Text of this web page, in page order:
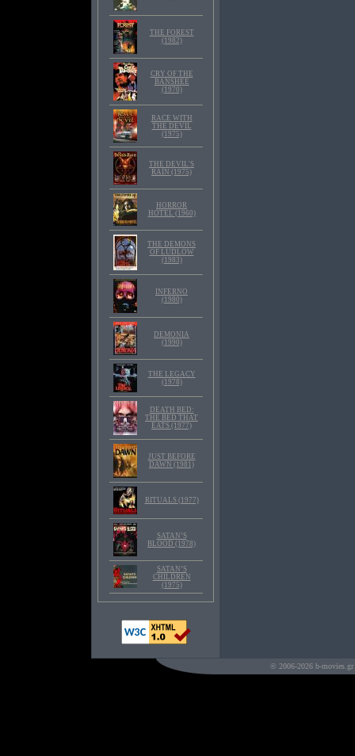
THE FOREST
(1982)
CRY OF THE
BANSHEE
(1970)
RACE WITH
THE DEVIL
(1975)
THE DEVIL'S
RAIN (1975)
HORROR
HOTEL (1960)
THE DEMONS
OF LUDLOW
(1983)
INFERNO
(1980)
DEMONIA
(1990)
THE LEGACY
(1978)
DEATH BED:
THE BED THAT
EATS (1977)
JUST BEFORE
DAWN (1981)
RITUALS (1977)
SATAN’S
BLOOD (1978)
SATAN’S
CHILDREN
(1975)
© 2006-2026 b-